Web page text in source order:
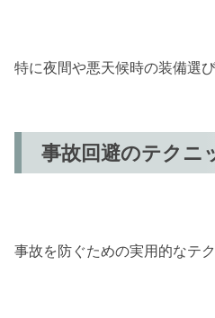
特に夜間や悪天候時の装備選
事故回避のテクニ
事故を防ぐための実用的なテ